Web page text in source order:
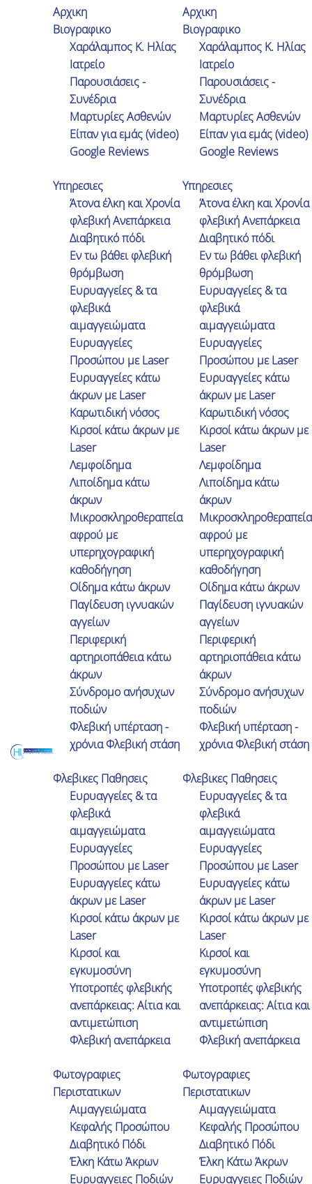
Λ. Κηφισίας 51, Αθήνα
210 7296277
210 5570852
Αρχικη
Βιογραφικο
Χαράλαμπος Κ. Ηλίας
Ιατρείο
Παρουσιάσεις -
Συνέδρια
Μαρτυρίες Ασθενών
Είπαν για εμάς (video)
Google Reviews
Υπηρεσιες
Άτονα έλκη και Χρονία
φλεβική Ανεπάρκεια
Διαβητικό πόδι
Εν τω βάθει φλεβική
θρόμβωση
Ευρυαγγείες & τα
φλεβικά
αιμαγγειώματα
Ευρυαγγείες
Προσώπου με Laser
Ευρυαγγείες κάτω
άκρων με Laser
Καρωτιδική νόσος
Κιρσοί κάτω άκρων με
Laser
Λεμφοίδημα
Λιποίδημα κάτω
άκρων
Μικροσκληροθεραπεία
αφρού με
υπερηχογραφική
καθοδήγηση
Οίδημα κάτω άκρων
Παγίδευση ιγνυακών
αγγείων
Περιφερική
αρτηριοπάθεια κάτω
άκρων
Σύνδρομο ανήσυχων
ποδιών
Φλεβική υπέρταση -
χρόνια Φλεβική στάση
Φλεβικες Παθησεις
Ευρυαγγείες & τα
φλεβικά
αιμαγγειώματα
Ευρυαγγείες
Προσώπου με Laser
Ευρυαγγείες κάτω
άκρων με Laser
Κιρσοί κάτω άκρων με
Laser
Κιρσοί και
εγκυμοσύνη
Υποτροπές φλεβικής
ανεπάρκειας: Αίτια και
αντιμετώπιση
Φλεβική ανεπάρκεια
Φωτογραφιες
Περιστατικων
Αιμαγγειώματα
Κεφαλής Προσώπου
Διαβητικό Πόδι
Έλκη Κάτω Άκρων
Ευρυαγγειες Ποδιών
Αρχικη
Βιογραφικο
Χαράλαμπος Κ. Ηλίας
Ιατρείο
Παρουσιάσεις -
Συνέδρια
Μαρτυρίες Ασθενών
Είπαν για εμάς (video)
Google Reviews
Υπηρεσιες
Άτονα έλκη και Χρονία
φλεβική Ανεπάρκεια
Διαβητικό πόδι
Εν τω βάθει φλεβική
θρόμβωση
Ευρυαγγείες & τα
φλεβικά
αιμαγγειώματα
Ευρυαγγείες
Προσώπου με Laser
Ευρυαγγείες κάτω
άκρων με Laser
Καρωτιδική νόσος
Κιρσοί κάτω άκρων με
Laser
Λεμφοίδημα
Λιποίδημα κάτω
άκρων
Μικροσκληροθεραπεία
αφρού με
υπερηχογραφική
καθοδήγηση
Οίδημα κάτω άκρων
Παγίδευση ιγνυακών
αγγείων
Περιφερική
αρτηριοπάθεια κάτω
άκρων
Σύνδρομο ανήσυχων
ποδιών
Φλεβική υπέρταση -
χρόνια Φλεβική στάση
Φλεβικες Παθησεις
Ευρυαγγείες & τα
φλεβικά
αιμαγγειώματα
Ευρυαγγείες
Προσώπου με Laser
Ευρυαγγείες κάτω
άκρων με Laser
Κιρσοί κάτω άκρων με
Laser
Κιρσοί και
εγκυμοσύνη
Υποτροπές φλεβικής
ανεπάρκειας: Αίτια και
αντιμετώπιση
Φλεβική ανεπάρκεια
Φωτογραφιες
Περιστατικων
Αιμαγγειώματα
Κεφαλής Προσώπου
Διαβητικό Πόδι
Έλκη Κάτω Άκρων
Ευρυαγγειες Ποδιών
Μαρτυρίες Ασθενών
Γιάννης Ζαχιώτης
Μια τόσο απλή αλλά σημαντική
επέμβαση. Σε λιγότερη από μία ώρα από
το τέλος του χειρουργείου και κάνω
βόλτες στο δωμάτιο. Ένα τεράστιο
ευχαριστώ στον γιατρό μου Χαράλαμπο
Ηλία και στην ομάδα του
Γιάννης Ζαχιώτης
Σαν σήμερα, πριν 4 χρόνια
ξαναγεννήθηκα. Νόμιζα ότι δεν θα
ξανατρέξω ποτέ και αδυνατούσα να
σταθώ όρθιος για πάνω από 10 λεπτά.
Το καλοκαίρι εμένα όλη την ημέρα
κλεισμένος μέσα στο σπίτι με το air